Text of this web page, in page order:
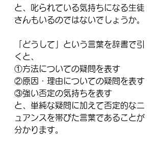
と、叱られている気持ちになる生徒
さんもいるのではないでしょうか。
「どうして」という言葉を辞書で引
くと、
①方法についての疑問を表す
②原因・理由についての疑問を表す
③強い否定の気持ちを表す
と、単純な疑問に加えて否定的なニ
ュアンスを帯びた言葉であることが
分かります。